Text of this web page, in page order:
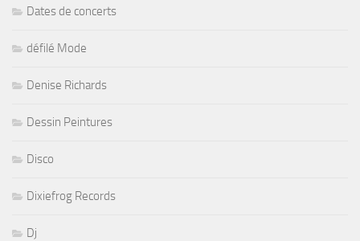
Dates de concerts
défilé Mode
Denise Richards
Dessin Peintures
Disco
Dixiefrog Records
Dj